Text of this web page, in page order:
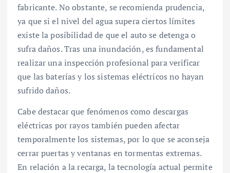
fabricante. No obstante, se recomienda prudencia,
ya que si el nivel del agua supera ciertos límites
existe la posibilidad de que el auto se detenga o
sufra daños. Tras una inundación, es fundamental
realizar una inspección profesional para verificar
que las baterías y los sistemas eléctricos no hayan
sufrido daños.
Cabe destacar que fenómenos como descargas
eléctricas por rayos también pueden afectar
temporalmente los sistemas, por lo que se aconseja
cerrar puertas y ventanas en tormentas extremas.
En relación a la recarga, la tecnología actual permite